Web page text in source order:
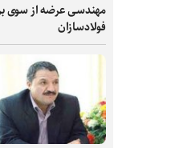
مهندسی عرضه از سوی
فولادسازان